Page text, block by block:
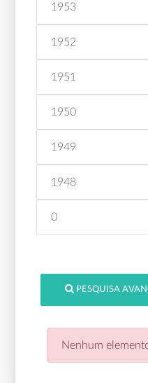
1953
1952
1951
1950
1949
1948
0
PESQUISA
Nenhum